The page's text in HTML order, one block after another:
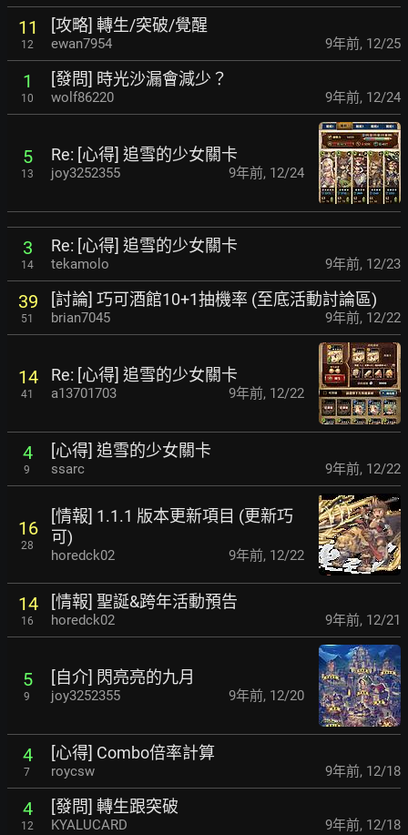
11
12
[攻略] 轉生/突破/覺醒
ewan7954 9年前, 12/25
1
10
[發問] 時光沙漏會減少？
wolf86220 9年前, 12/24
5
13
Re: [心得] 追雪的少女關卡
joy3252355 9年前, 12/24
3
14
Re: [心得] 追雪的少女關卡
tekamolo 9年前, 12/23
39
51
[討論] 巧可酒館10+1抽機率 (至底活動討論區)
brian7045 9年前, 12/22
14
41
Re: [心得] 追雪的少女關卡
a13701703 9年前, 12/22
4
9
[心得] 追雪的少女關卡
ssarc 9年前, 12/22
16
28
[情報] 1.1.1 版本更新項目 (更新巧
可)
horedck02 9年前, 12/22
14
16
[情報] 聖誕&跨年活動預告
horedck02 9年前, 12/21
5
9
[自介] 閃亮亮的九月
joy3252355 9年前, 12/20
4
7
[心得] Combo倍率計算
roycsw 9年前, 12/18
4
12
[發問] 轉生跟突破
KYALUCARD 9年前, 12/18